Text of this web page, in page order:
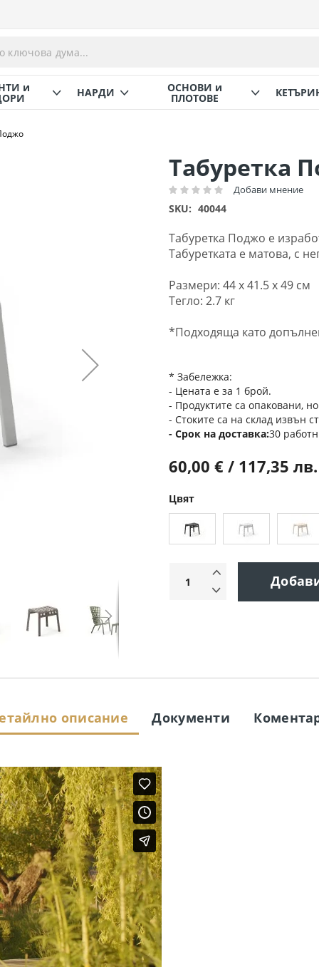
и НАРДИ ОСНОВИ и
ПЛОТОВЕ
Табуретка
Рейтинг: Добави мнение
SKU 40044
Табуретка Поджо е
Табуретката е матова, с
Размери: 44 х 41.5 х 49 см
Тегло: 2.7 кг
*Подходяща като
* Забележка:
- Цената е за 1 брой.
- Продуктите са опаковани,
- Стоките са на склад извън
Срок на доставка 30
60,00 € / 117,35 лв.
Цвят
описание Документи